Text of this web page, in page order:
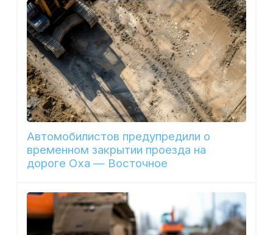
Автомобилистов предупредили о
временном закрытии проезда на
дороге Оха — Восточное